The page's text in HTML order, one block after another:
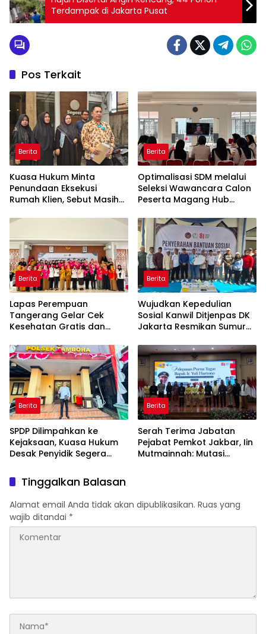
Terdampak di Jakarta Pusat
Pos Terkait
Berita
Kuasa Hukum Minta
Penundaan Eksekusi
Rumah Klien, Sebut Masih
Hukum yang Berjalan
Berita
Optimalisasi SDM melalui
Seleksi Wawancara Calon
Peserta Magang Hub
2026
Berita
Lapas Perempuan
Tangerang Gelar Cek
Kesehatan Gratis dan
DNA bagi Petugas dan
Warga Binaan
Berita
Wujudkan Kepedulian
Sosial Kanwil Ditjenpas DK
Jakarta Resmikan Sumur
Berita
SPDP Dilimpahkan ke
Kejaksaan, Kuasa Hukum
Desak Penyidik Segera
Pengeroyokan
Berita
Serah Terima Jabatan
Pejabat Pemkot Jakbar, Iin
Mutmainnah: Mutasi
Tinggalkan Balasan
Alamat email Anda tidak akan dipublikasikan. Ruas yang
wajib ditandai *